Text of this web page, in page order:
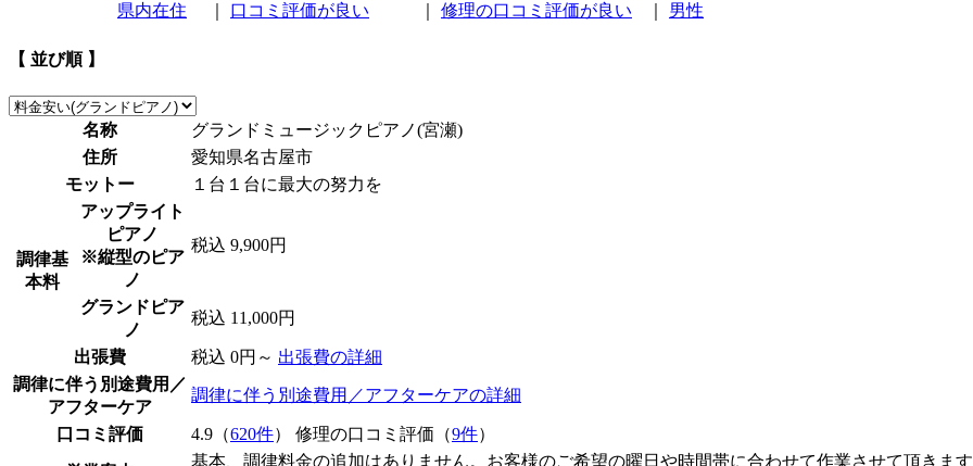
県内在住
口コミ評価が良い 修理の口コミ評価が良い 男性
【 並び順 】
名称
グランドミュージックピアノ(宮瀬)
住所
愛知県名古屋市
モットー
１台１台に最大の努力を
調律基
本料
アップライト
ピアノ
※縦型のピア
ノ
税込 9,900円
グランドピア
ノ
税込 11,000円
出張費 税込 0円～ 出張費の詳細
調律に伴う別途費用／
アフターケア
調律に伴う別途費用／アフターケアの詳細
口コミ評価 4.9（620件） 修理の口コミ評価（9件）
基本、調律料金の追加はありません。お客様のご希望の曜日や時間帯に合わせて作業させて頂きま